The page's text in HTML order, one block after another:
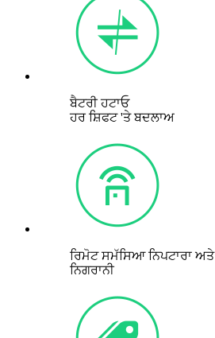
ਬੈਟਰੀ ਹਟਾਓ
ਹਰ ਸ਼ਿਫਟ 'ਤੇ ਬਦਲਾਅ
ਰਿਮੋਟ ਸਮੱਸਿਆ ਨਿਪਟਾਰਾ ਅਤੇ
ਨਿਗਰਾਨੀ